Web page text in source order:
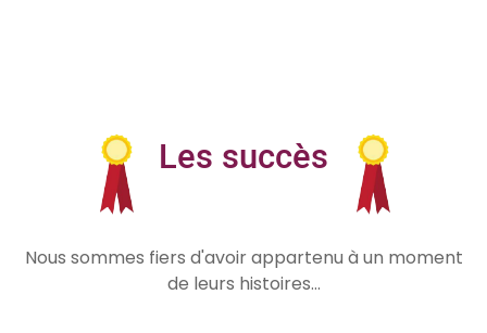
Les succès
Nous sommes fiers d'avoir appartenu à un moment
de leurs histoires...